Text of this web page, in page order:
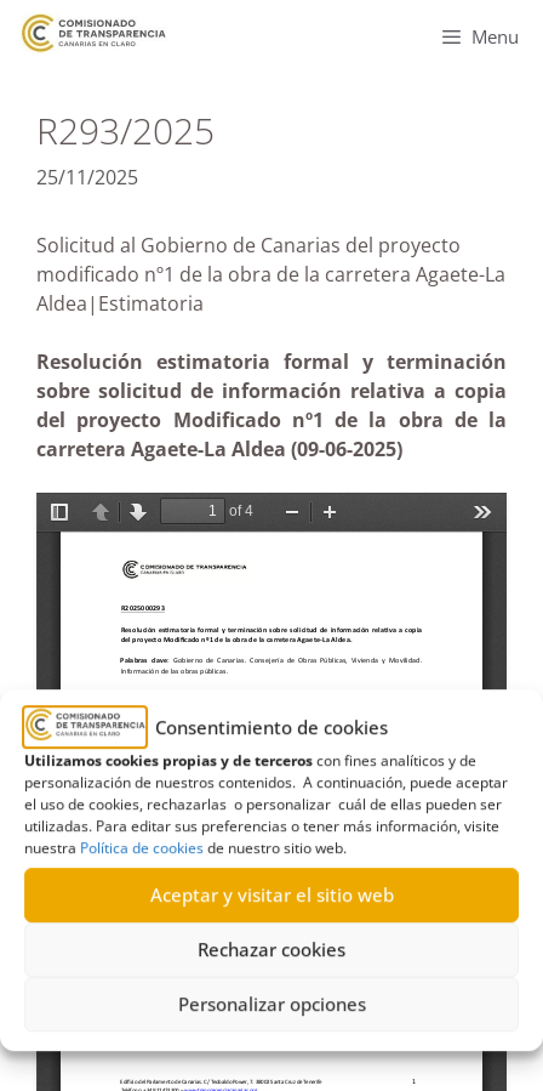
Consentimiento de cookies
Utilizamos cookies propias y de terceroscon fines analíticos y de
personalización de nuestros contenidos. A continuación, puede aceptar
el uso de cookies, rechazarlas o personalizar cuál de ellas pueden ser
utilizadas. Para editar sus preferencias o tener más información, visite
nuestra Política de cookiesde nuestro sitio web.
Aceptar y visitar el sitio web
Rechazar cookies
Personalizar opciones
Menu
R293/2025
25/11/2025
Solicitud al Gobierno de Canarias del proyecto
modificado nº1 de la obra de la carretera Agaete-La
Aldea|Estimatoria
Resolución estimatoria formal y terminación
sobre solicitud de información relativa a copia
del proyecto Modificado nº1 de la obra de la
carretera Agaete-La Aldea (09-06-2025)